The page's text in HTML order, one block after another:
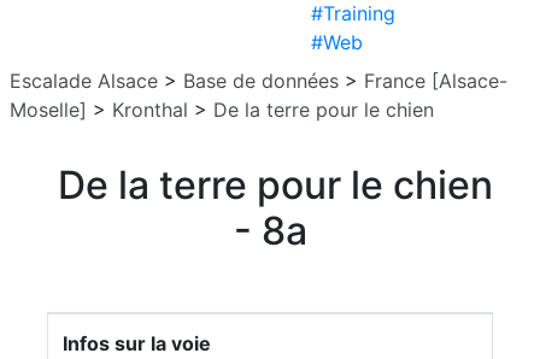
#Training
#Web
Escalade Alsace > Base de données > France [Alsace-
Moselle] > Kronthal > De la terre pour le chien
De la terre pour le chien
- 8a
Infos sur la voie